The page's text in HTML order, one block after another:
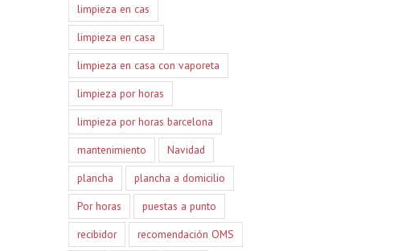
limpieza en cas
limpieza en casa
limpieza en casa con vaporeta
limpieza por horas
limpieza por horas barcelona
mantenimiento
Navidad
plancha
plancha a domicilio
Por horas
puestas a punto
recibidor
recomendación OMS